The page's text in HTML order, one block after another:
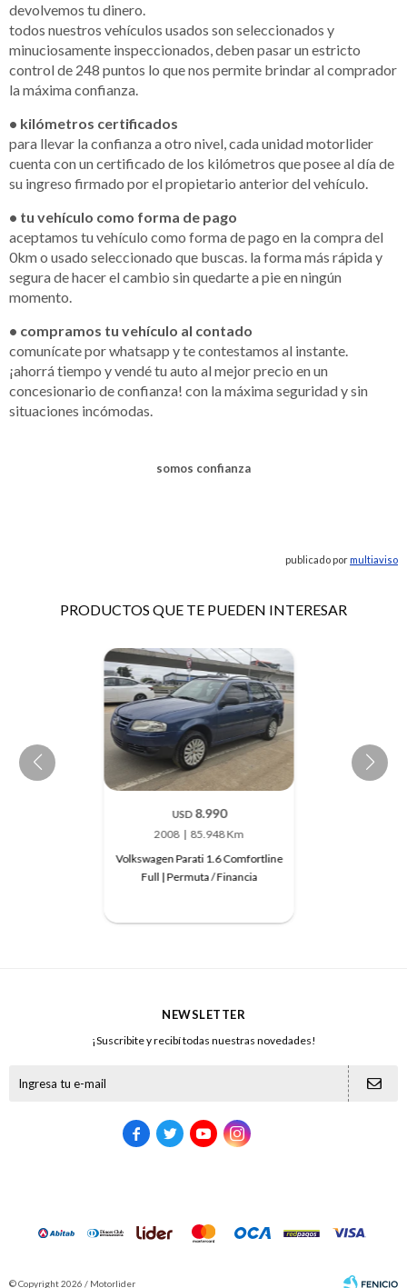
devolvemos tu dinero.
todos nuestros vehículos usados son seleccionados y
minuciosamente inspeccionados, deben pasar un estricto
control de 248 puntos lo que nos permite brindar al comprador
la máxima confianza.
• kilómetros certificados
para llevar la confianza a otro nivel, cada unidad motorlider
cuenta con un certificado de los kilómetros que posee al día de
su ingreso firmado por el propietario anterior del vehículo.
• tu vehículo como forma de pago
aceptamos tu vehículo como forma de pago en la compra del
0km o usado seleccionado que buscas. la forma más rápida y
segura de hacer el cambio sin quedarte a pie en ningún
momento.
• compramos tu vehículo al contado
comunícate por whatsapp y te contestamos al instante.
¡ahorrá tiempo y vendé tu auto al mejor precio en un
concesionario de confianza! con la máxima seguridad y sin
situaciones incómodas.
somos confianza
publicado pormultiaviso
PRODUCTOS QUE TE PUEDEN INTERESAR
USD 8.990
2008
85.948 Km
Volkswagen Parati 1.6 Comfortline
Full | Permuta / Financia
NEWSLETTER
¡Suscribite y recibí todas nuestras novedades!
   
© Copyright 2026 / Motorlider